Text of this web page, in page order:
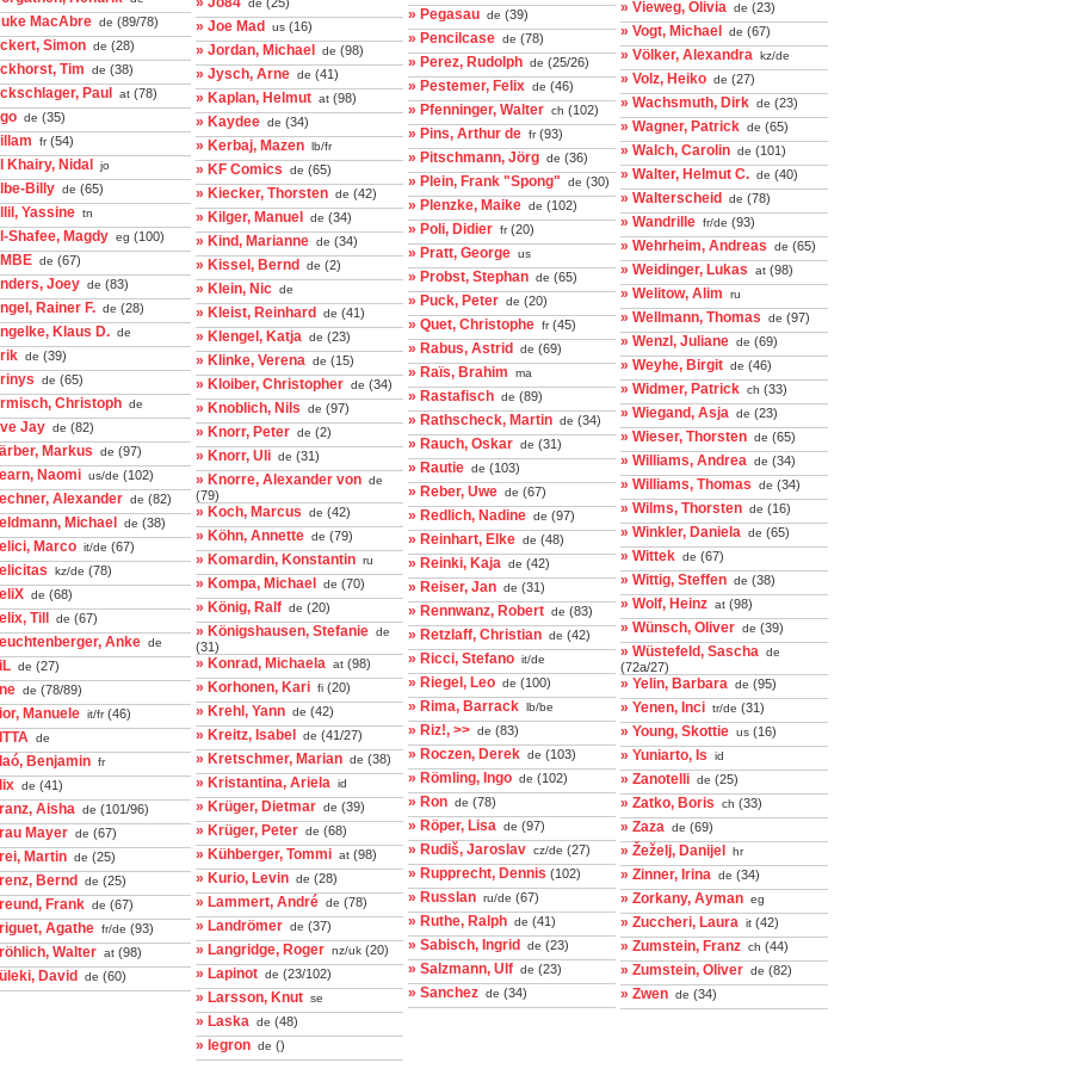
MacAbre de (89/78)
Simon de (28)
Tim de (38)
Paul at (78)
de (35)
fr(54)
Khairy, Nidal jo
Billy de (65)
Yassine tn
Shafee, Magdy eg (100)
de (67)
Joey de (83)
Rainer F. de (28)
Klaus D. de
de (39)
de (65)
Christoph de
Jay de (82)
Markus de (97)
Naomi us/de (102)
Alexander de (82)
Michael de (38)
Marco it/de (67)
kz/de (78)
de (68)
Till de (67)
Anke de
de (27)
de (78/89)
Manuele it/fr(46)
de
Benjamin fr
de (41)
Aisha de (101/96)
Mayer de (67)
Martin de (25)
Bernd de (25)
Frank de (67)
Agathe fr/de (93)
Walter at (98)
David de (60)
de
» Joe Mad us (16)
» Jordan, Michael de (98)
» Jysch, Arne de (41)
» Kaplan, Helmut at (98)
» Kaydee de (34)
» Kerbaj, Mazen lb/fr
» KF Comics de (65)
» Kiecker, Thorsten de (42)
» Kilger, Manuel de (34)
» Kind, Marianne de (34)
» Kissel, Bernd de (2)
» Klein, Nic de
» Kleist, Reinhard de (41)
» Klengel, Katja de (23)
» Klinke, Verena de (15)
» Kloiber, Christopher de (34)
» Knoblich, Nils de (97)
» Knorr, Peter de (2)
» Knorr, Uli de (31)
» Knorre, Alexander von de
(79)
» Koch, Marcus de (42)
» Köhn, Annette de (79)
» Komardin, Konstantin ru
» Kompa, Michael de (70)
» König, Ralf de (20)
» Königshausen, Stefanie de
(31)
» Konrad, Michaela at (98)
» Korhonen, Kari fi (20)
» Krehl, Yann de (42)
» Kreitz, Isabel de (41/27)
» Kretschmer, Marian de (38)
» Kristantina, Ariela id
» Krüger, Dietmar de (39)
» Krüger, Peter de (68)
» Kühberger, Tommi at (98)
» Kurio, Levin de (28)
» Lammert, André de (78)
» Landrömer de (37)
» Langridge, Roger nz/uk (20)
» Lapinot de (23/102)
» Larsson, Knut se
» Laska de (48)
» legron de ()
» Pegasau de (39)
» Pencilcase de (78)
» Perez, Rudolph de (25/26)
» Pestemer, Felix de (46)
» Pfenninger, Walter ch (102)
» Pins, Arthur de fr(93)
» Pitschmann, Jörg de (36)
» Plein, Frank "Spong" de (30)
» Plenzke, Maike de (102)
» Poli, Didier fr(20)
» Pratt, George us
» Probst, Stephan de (65)
» Puck, Peter de (20)
» Quet, Christophe fr(45)
» Rabus, Astrid de (69)
» Raïs, Brahim ma
» Rastafisch de (89)
» Rathscheck, Martin de (34)
» Rauch, Oskar de (31)
» Rautie de (103)
» Reber, Uwe de (67)
» Redlich, Nadine de (97)
» Reinhart, Elke de (48)
» Reinki, Kaja de (42)
» Reiser, Jan de (31)
» Rennwanz, Robert de (83)
» Retzlaff, Christian de (42)
» Ricci, Stefano it/de
» Riegel, Leo de (100)
» Rima, Barrack lb/be
» Riz!, >> de (83)
» Roczen, Derek de (103)
» Römling, Ingo de (102)
» Ron de (78)
» Röper, Lisa de (97)
» Rudiš, Jaroslav cz/de (27)
» Rupprecht, Dennis (102)
» Russlan ru/de (67)
» Ruthe, Ralph de (41)
» Sabisch, Ingrid de (23)
» Salzmann, Ulf de (23)
» Sanchez de (34)
» Vieweg, Olivia de (23)
» Vogt, Michael de (67)
» Völker, Alexandra kz/de
» Volz, Heiko de (27)
» Wachsmuth, Dirk de (23)
» Wagner, Patrick de (65)
» Walch, Carolin de (101)
» Walter, Helmut C. de (40)
» Walterscheid de (78)
» Wandrille fr/de (93)
» Wehrheim, Andreas de (65)
» Weidinger, Lukas at (98)
» Welitow, Alim ru
» Wellmann, Thomas de (97)
» Wenzl, Juliane de (69)
» Weyhe, Birgit de (46)
» Widmer, Patrick ch (33)
» Wiegand, Asja de (23)
» Wieser, Thorsten de (65)
» Williams, Andrea de (34)
» Williams, Thomas de (34)
» Wilms, Thorsten de (16)
» Winkler, Daniela de (65)
» Wittek de (67)
» Wittig, Steffen de (38)
» Wolf, Heinz at (98)
» Wünsch, Oliver de (39)
» Wüstefeld, Sascha de
(72a/27)
» Yelin, Barbara de (95)
» Yenen, Inci tr/de (31)
» Young, Skottie us (16)
» Yuniarto, Is id
» Zanotelli de (25)
» Zatko, Boris ch (33)
» Zaza de (69)
» Žeželj, Danijel hr
» Zinner, Irina de (34)
» Zorkany, Ayman eg
» Zuccheri, Laura it (42)
» Zumstein, Franz ch (44)
» Zumstein, Oliver de (82)
» Zwen de (34)